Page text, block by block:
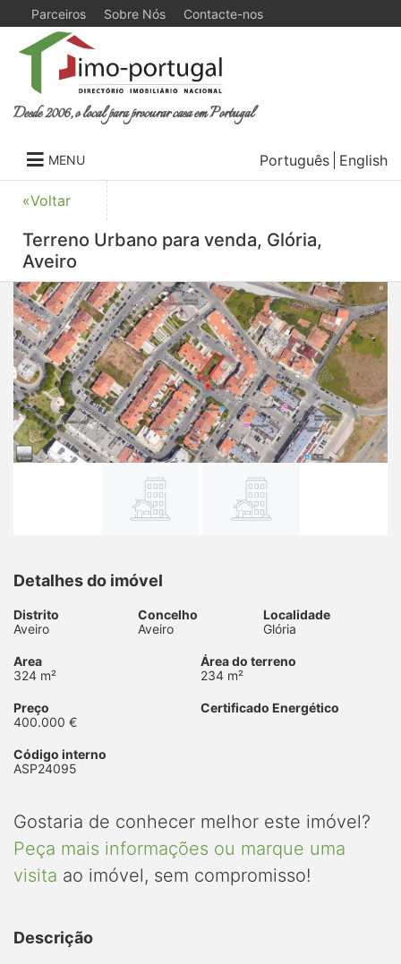
Parceiros Sobre Nós Contacte-nos
Desde 2006, o local para procurar casa em Portugal
MENU Português English
«Voltar
Terreno Urbano para venda, Glória,
Aveiro
Detalhes do imóvel
Distrito
Aveiro
Concelho
Aveiro
Localidade
Glória
Area
324 m²
Área do terreno
234 m²
Preço
400.000 €
Certificado Energético
Código interno
ASP24095
Gostaria de conhecer melhor este imóvel?
Peça mais informações ou marque uma
visita ao imóvel, sem compromisso!
Descrição